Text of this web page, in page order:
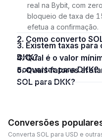
real na Bybit, com
bloqueio de taxa de
efetua a confirmação.
2. Como converto
3. Existem taxas para converter SOL para
DKK?
4. Qual é o valor mínimo de SOL que posso
converter para DKK?
5. Quais fatores afetam a taxa de câmbio de
SOL para DKK?
Conversões
Converta SOL para USD e